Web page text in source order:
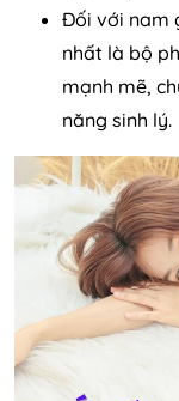
Đối với nam
nhất là bộ
mạnh mẽ,
năng sinh lý.